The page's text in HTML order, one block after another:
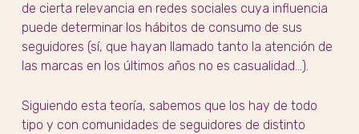
de cierta relevancia en redes sociales cuya influencia
puede determinar los hábitos de consumo de sus
seguidores (sí, que hayan llamado tanto la atención de
las marcas en los últimos años no es casualidad…).
Siguiendo esta teoría, sabemos que los hay de todo
tipo y con comunidades de seguidores de distinto